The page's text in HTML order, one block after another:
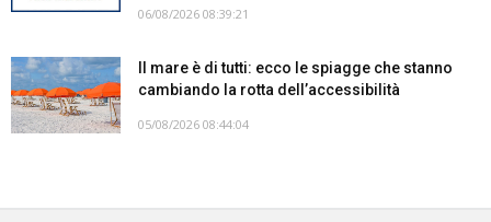
06/08/2026 08:39:21
Il mare è di tutti: ecco le spiagge che stanno
cambiando la rotta dell’accessibilità
05/08/2026 08:44:04